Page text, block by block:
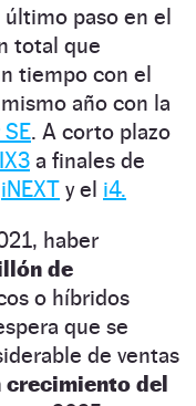
paso en el
total que
tiempo con el
año con la
. A corto plazo
IX3 a finales de
iNEXT y el i4.
haber
de
o híbridos
que se
de ventas
crecimiento del